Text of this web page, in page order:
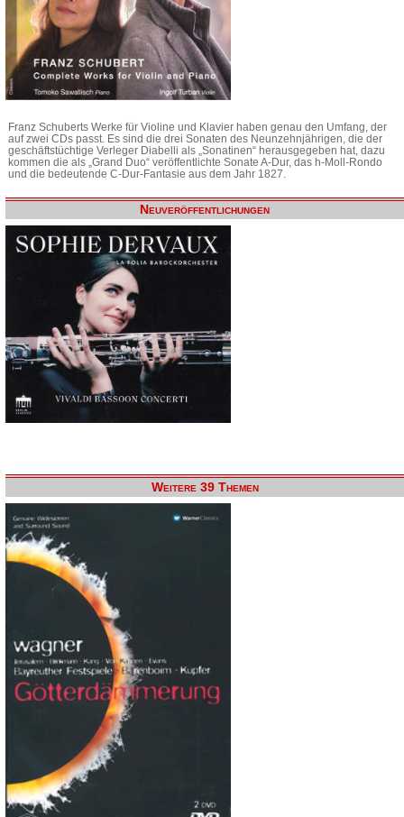
Franz Schuberts Werke für Violine und Klavier haben genau den Umfang, der
auf zwei CDs passt. Es sind die drei Sonaten des Neunzehnjährigen, die der
geschäftstüchtige Verleger Diabelli als „Sonatinen“ herausgegeben hat, dazu
kommen die als „Grand Duo“ veröffentlichte Sonate A-Dur, das h-Moll-Rondo
und die bedeutende C-Dur-Fantasie aus dem Jahr 1827.
Neuveröffentlichungen
Weitere 39 Themen